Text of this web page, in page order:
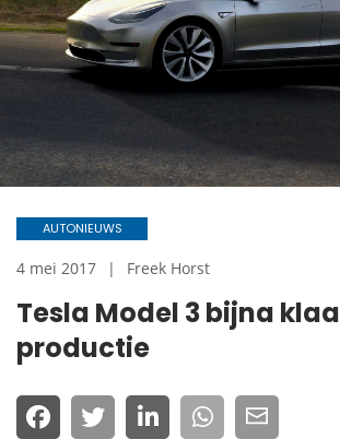
Tesla Model 3 bijna
productie
AUTONIEUWS
4 mei 2017 Freek Horst